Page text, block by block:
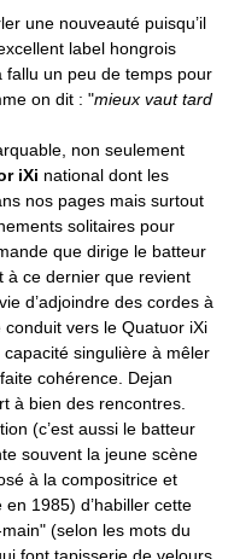
une nouveauté puisqu’il
label hongrois
fallu un peu de temps pour
on dit : "mieux vaut tard
non seulement
iXi national dont les
nos pages mais surtout
solitaires pour
que dirige le batteur
à ce dernier que revient
d’adjoindre des cordes à
conduit vers le Quatuor iXi
singulière à mêler
cohérence. Dejan
à bien des rencontres.
(c’est aussi le batteur
souvent la jeune scène
à la compositrice et
en 1985) d’habiller cette
(selon les mots du
font tapisserie de velours